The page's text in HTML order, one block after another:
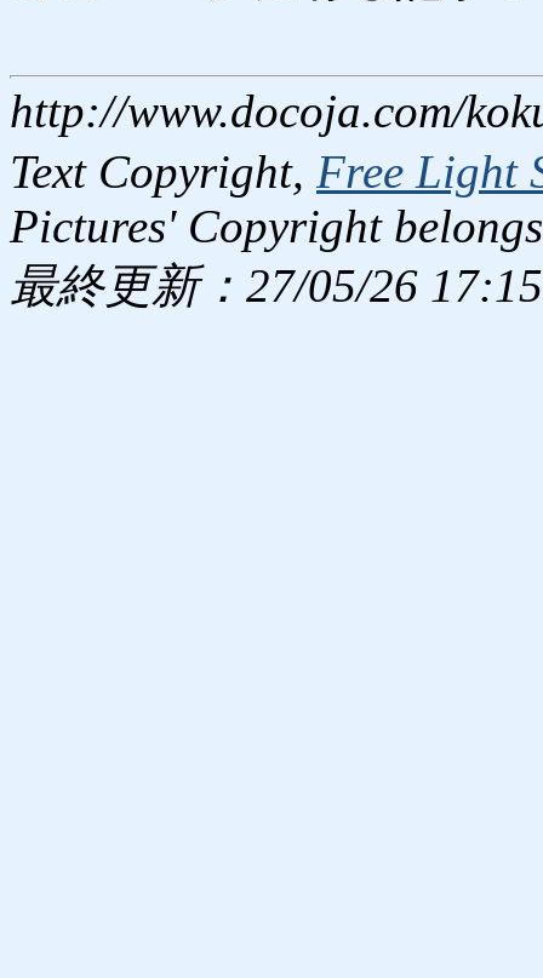
http://www.docoja.com/
Text Copyright, Free Light
Pictures' Copyright
最終更新：27/05/26 17:15